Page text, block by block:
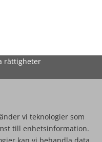
rättigheter
vi teknologier som
till enhetsinformation.